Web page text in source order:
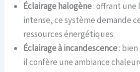
Éclairage halogène: offrant une
intense, ce système demande
ressources énergétiques.
Éclairage à incandescence:
il confère une ambiance